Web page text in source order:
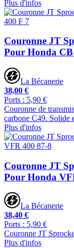
Plus d'infos
Couronne JT
Pour Honda CB
La Bécanerie
38,00 €
Ports : 5,90 €
Couronne de
carbone C49. Solide
Plus d'infos
Couronne JT
Pour Honda
La Bécanerie
38,40 €
Ports : 5,90 €
Couronne JT
Plus d'infos